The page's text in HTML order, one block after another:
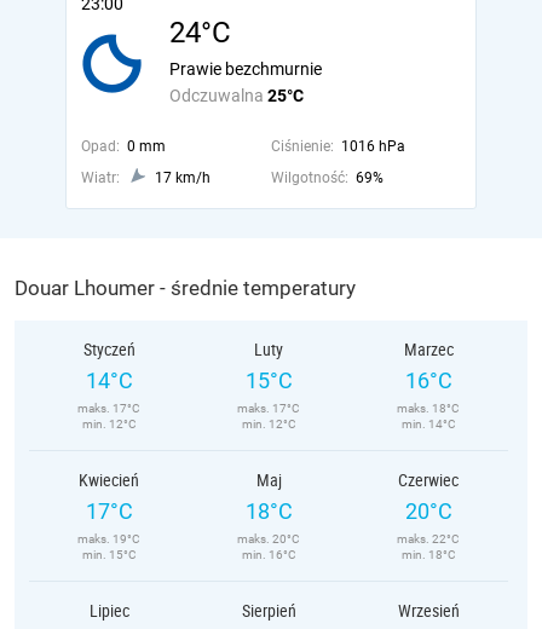
24°C
Odczuwalna 25°C
Prawie bezchmurnie
Opad: 0 mm Ciśnienie: 1016 hPa
Wiatr:
17 km/h Wilgotność: 69%
Douar Lhoumer - średnie temperatury
Styczeń
14°C
maks. 17°C
min. 12°C
Luty
15°C
maks. 17°C
min. 12°C
Marzec
16°C
maks. 18°C
min. 14°C
Kwiecień
17°C
maks. 19°C
min. 15°C
Maj
18°C
maks. 20°C
min. 16°C
Czerwiec
20°C
maks. 22°C
min. 18°C
Lipiec Sierpień Wrzesień